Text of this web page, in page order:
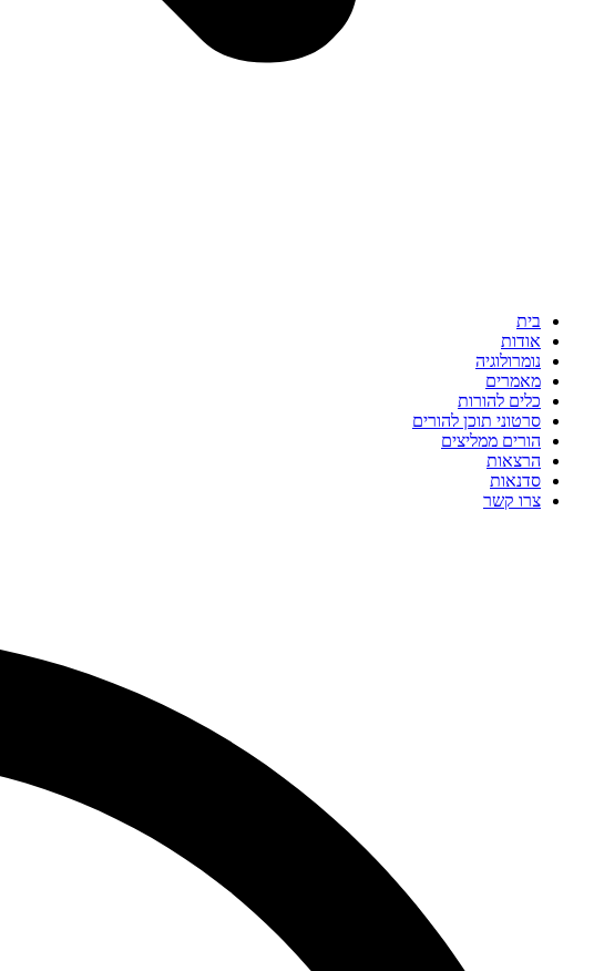
בית
אודות
נומרולוגיה
מאמרים
כלים להורות
סרטוני תוכן להורים
הורים ממליצים
הרצאות
סדנאות
צרו קשר